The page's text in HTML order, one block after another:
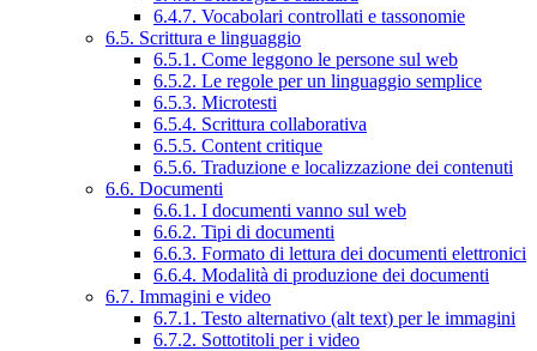
6.4.7. Vocabolari controllati e tassonomie
6.5. Scrittura e linguaggio
6.5.1. Come leggono le persone sul web
6.5.2. Le regole per un linguaggio semplice
6.5.3. Microtesti
6.5.4. Scrittura collaborativa
6.5.5. Content critique
6.5.6. Traduzione e localizzazione dei contenuti
6.6. Documenti
6.6.1. I documenti vanno sul web
6.6.2. Tipi di documenti
6.6.3. Formato di lettura dei documenti elettronici
6.6.4. Modalità di produzione dei documenti
6.7. Immagini e video
6.7.1. Testo alternativo (alt text) per le immagini
6.7.2. Sottotitoli per i video